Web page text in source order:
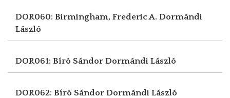
DOR060: Birmingham, Frederic A. Dormándi
László
DOR061: Bíró Sándor Dormándi László
DOR062: Bíró Sándor Dormándi László